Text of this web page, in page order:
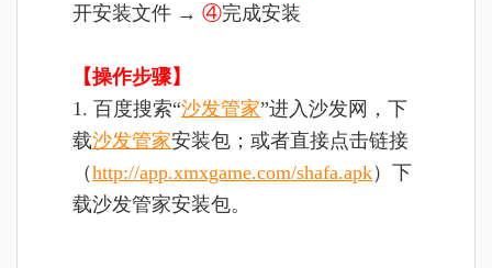
开安装文件 → ④完成安装
【操作步骤】
1. 百度搜索“沙发管家”进入沙发网，下
载沙发管家安装包；或者直接点击链接
（http://app.xmxgame.com/shafa.apk）下
载沙发管家安装包。